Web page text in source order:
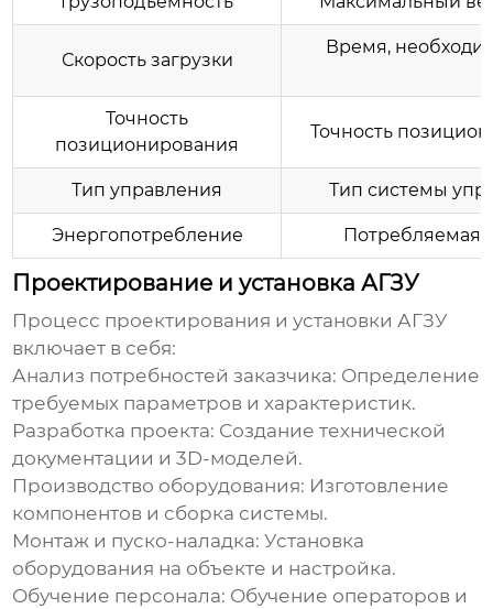
Скорость загрузки
Время,
Точность
позиционирования
Точность
Тип управления Тип системы
Энергопотребление Потребляемая
Проектирование и установка АГЗУ
Процесс проектирования и установки АГЗУ
включает в себя:
Анализ потребностей заказчика: Определение
требуемых параметров и характеристик.
Разработка проекта: Создание технической
документации и 3D-моделей.
Производство оборудования: Изготовление
компонентов и сборка системы.
Монтаж и пуско-наладка: Установка
оборудования на объекте и настройка.
Обучение персонала: Обучение операторов и